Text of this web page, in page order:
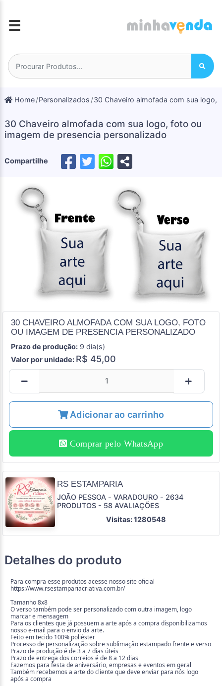
☰
Home Personalizados 30 Chaveiro almofada com sua logo,
30 Chaveiro almofada com sua logo, foto ou
imagem de presencia personalizado
Compartilhe
30 CHAVEIRO ALMOFADA COM SUA LOGO, FOTO
OU IMAGEM DE PRESENCIA PERSONALIZADO
Prazo de produção: 9 dia(s)
Valor por unidade: R$ 45,00
Adicionar ao carrinho
Comprar pelo WhatsApp
RS ESTAMPARIA
JOÃO PESSOA - VARADOURO - 2634
PRODUTOS - 58 AVALIAÇÕES
Visitas: 1280548
Detalhes do produto
Para compra esse produtos acesse nosso site oficial
https://www.rsestampariacriativa.com.br/
Tamanho 8x8
O verso também pode ser personalizado com outra imagem, logo
marcar e mensagem
Para os clientes que já possuem a arte após a compra disponibilizamos
nosso e-mail para o envio da arte.
Feito em tecido 100% poliéster
Processo de personalização sobre sublimação estampado frente e verso
Prazo de produção é de 3 a 7 dias úteis
Prazo de entrega dos correios é de 8 a 12 dias
Fazemos para festa de aniversário, empresas e eventos em geral
Também recebemos a arte do cliente que deve enviar para nós logo
após a compra